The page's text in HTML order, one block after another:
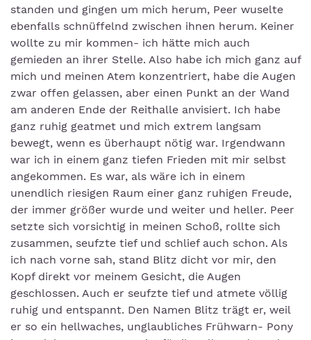
standen und gingen um mich herum, Peer wuselte
ebenfalls schnüffelnd zwischen ihnen herum. Keiner
wollte zu mir kommen- ich hätte mich auch
gemieden an ihrer Stelle. Also habe ich mich ganz auf
mich und meinen Atem konzentriert, habe die Augen
zwar offen gelassen, aber einen Punkt an der Wand
am anderen Ende der Reithalle anvisiert. Ich habe
ganz ruhig geatmet und mich extrem langsam
bewegt, wenn es überhaupt nötig war. Irgendwann
war ich in einem ganz tiefen Frieden mit mir selbst
angekommen. Es war, als wäre ich in einem
unendlich riesigen Raum einer ganz ruhigen Freude,
der immer größer wurde und weiter und heller. Peer
setzte sich vorsichtig in meinen Schoß, rollte sich
zusammen, seufzte tief und schlief auch schon. Als
ich nach vorne sah, stand Blitz dicht vor mir, den
Kopf direkt vor meinem Gesicht, die Augen
geschlossen. Auch er seufzte tief und atmete völlig
ruhig und entspannt. Den Namen Blitz trägt er, weil
er so ein hellwaches, unglaubliches Frühwarn- Pony